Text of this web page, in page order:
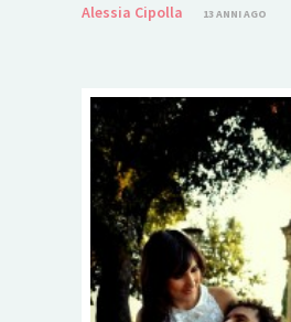
Alessia Cipolla
13 ANNI AGO